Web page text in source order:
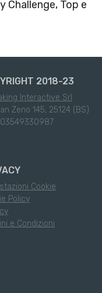
Challenge, Top e
2018-23
Interactive Srl
Zeno 145, 25124 (BS)
03549330987
Cookie
Policy
e Condizioni